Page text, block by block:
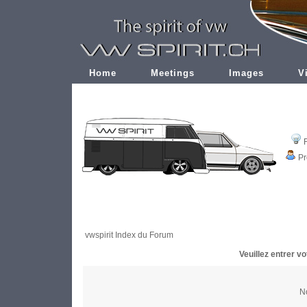
Home Meetings Images
vwspirit Index du Forum
Veuillez entrer